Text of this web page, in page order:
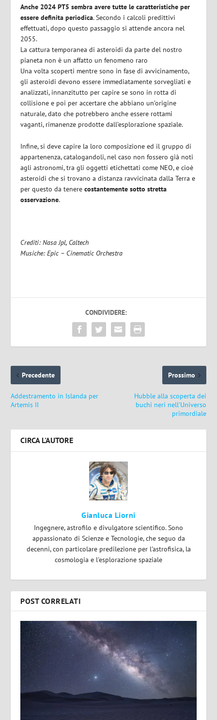
Anche 2024 PT5 sembra avere tutte le caratteristiche per
essere definita periodica. Secondo i calcoli predittivi
effettuati, dopo questo passaggio si attende ancora nel
2055.
La cattura temporanea di asteroidi da parte del nostro
pianeta non è un affatto un fenomeno raro
Una volta scoperti mentre sono in fase di avvicinamento,
gli asteroidi devono essere immediatamente sorvegliati e
analizzati, innanzitutto per capire se sono in rotta di
collisione e poi per accertare che abbiano un’origine
naturale, dato che potrebbero anche essere rottami
vaganti, rimanenze prodotte dall’esplorazione spaziale.
Infine, si deve capire la loro composizione ed il gruppo di
appartenenza, catalogandoli, nel caso non fossero già noti
agli astronomi, tra gli oggetti etichettati come NEO, e cioè
asteroidi che si trovano a distanza ravvicinata dalla Terra e
per questo da tenerecostantemente sotto stretta
osservazione.
Crediti: Nasa Jpl, Caltech
Musiche: Epic – Cinematic Orchestra
CONDIVIDERE:
Precedente
Addestramento in Islanda per
Artemis II
Prossimo
Hubble alla scoperta dei
buchi neri nell’Universo
primordiale
CIRCA L'AUTORE
Gianluca Liorni
Ingegnere, astrofilo e divulgatore scientifico. Sono
appassionato di Scienze e Tecnologie, che seguo da
decenni, con particolare predilezione per l'astrofisica, la
cosmologia e l'esplorazione spaziale
POST CORRELATI